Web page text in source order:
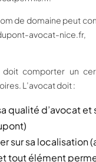
de domaine peut
avocat-nice.fr,
comporter un
L’avocat doit :
qualité d’avocat et
sur sa localisation
tout élément